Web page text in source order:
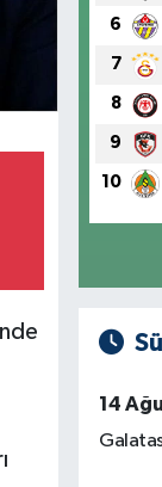
6
7
8
9
10
14